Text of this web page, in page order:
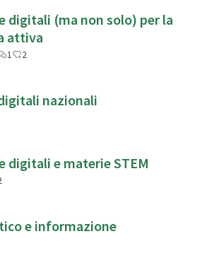
digitali (ma non solo) per la
attiva
1 2
nazionali
digitali e materie STEM
e informazione